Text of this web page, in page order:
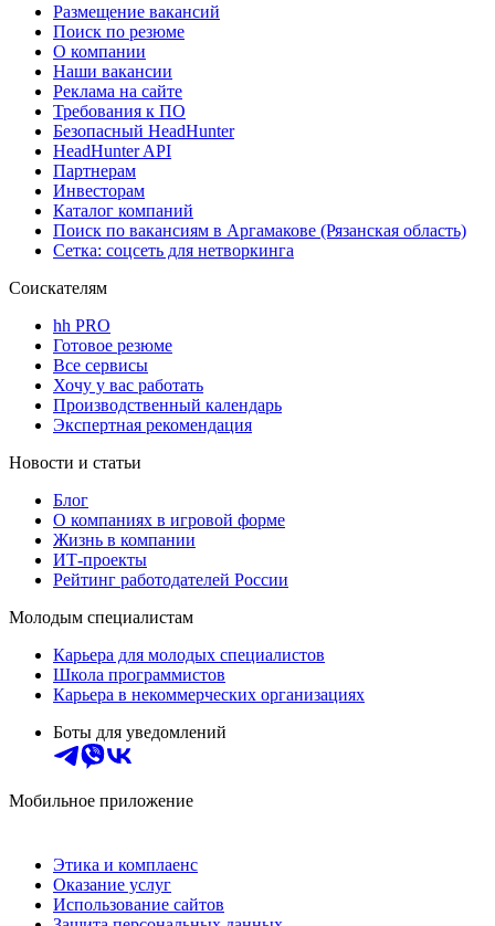
Размещение вакансий
Поиск по резюме
О компании
Наши вакансии
Реклама на сайте
Требования к ПО
Безопасный HeadHunter
HeadHunter API
Партнерам
Инвесторам
Каталог компаний
Поиск по вакансиям в Аргамакове (Рязанская область)
Сетка: соцсеть для нетворкинга
Соискателям
hh PRO
Готовое резюме
Все сервисы
Хочу у вас работать
Производственный календарь
Экспертная рекомендация
Новости и статьи
Блог
О компаниях в игровой форме
Жизнь в компании
ИТ-проекты
Рейтинг работодателей России
Молодым специалистам
Карьера для молодых специалистов
Школа программистов
Карьера в некоммерческих организациях
Боты для уведомлений
Мобильное приложение
Этика и комплаенс
Оказание услуг
Использование сайтов